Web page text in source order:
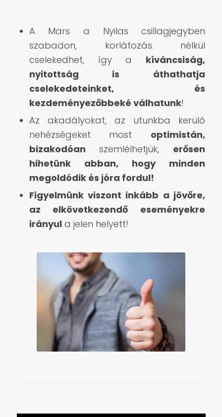
A Mars a Nyilas csillagjegyben
szabadon, korlátozás nélkül
cselekedhet, így a kíváncsiság,
nyitottság is áthathatja
cselekedeteinket, és
kezdeményezőbbeké válhatunk!
Az akadályokat, az utunkba kerülő
nehézségeket most optimistán,
bizakodóan szemlélhetjük, erősen
hihetünk abban, hogy minden
megoldódik és jóra fordul!
Figyelmünk viszont inkább a jövőre,
az elkövetkezendő eseményekre
irányul a jelen helyett!